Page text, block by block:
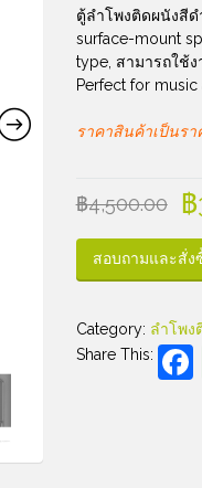
ตู้ลำโพงติดผนังสีด
surface-mount
type, สามารถใช้
Perfect for
ราคาสินค้าเป็นรา
฿4,500.00 ฿
สอบถามและสั่ง
Category: ลำโพง
Share This: